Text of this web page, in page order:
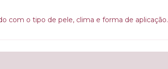
com o tipo de pele, clima e forma de aplicação.